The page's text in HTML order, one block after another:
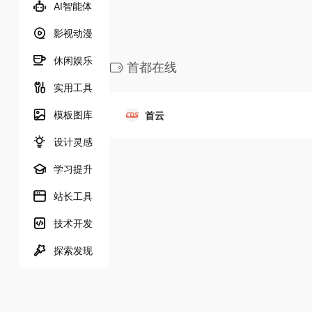
AI智能体
影视动漫
休闲娱乐
实用工具
模板图库
设计灵感
学习提升
站长工具
技术开发
探索发现
首都在线
首云